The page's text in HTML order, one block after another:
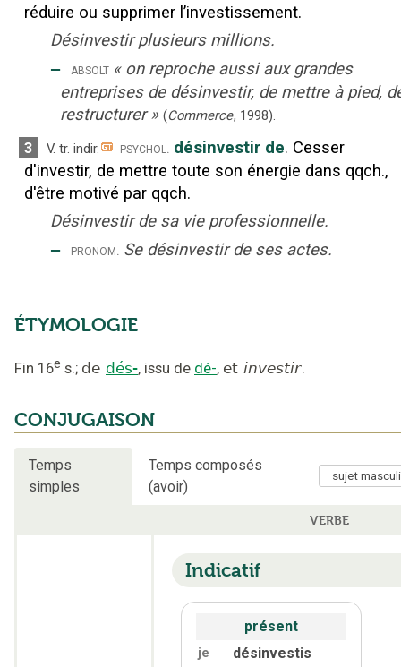
réduire ou supprimer l’investissement.
Désinvestir plusieurs millions.
‒ absolt « on reproche aussi aux grandes
entreprises de désinvestir, de mettre à pied,
restructurer » (Commerce, 1998).
3 V. tr. indir. psychol. désinvestir de. Cesser
d'investir, de mettre toute son énergie dans qqch.,
d'être motivé par qqch.
Désinvestir de sa vie professionnelle.
‒ pronom. Se désinvestir de ses actes.
ÉTYMOLOGIE
Fin 16e s.; de dés-, issu de dé-, et investir.
CONJUGAISON
Temps
simples
Temps composés
(avoir)
VERBE
Indicatif
présent
je désinvestis